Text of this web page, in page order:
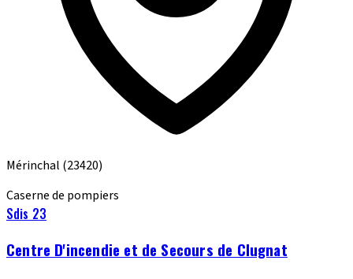
Mérinchal (23420)
Caserne de pompiers
Sdis 23
Centre D'incendie et de Secours de Clugnat